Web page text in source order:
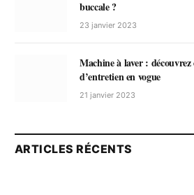
buccale ?
23 janvier 2023
Machine à laver : découvrez
d’entretien en vogue
21 janvier 2023
ARTICLES RÉCENTS